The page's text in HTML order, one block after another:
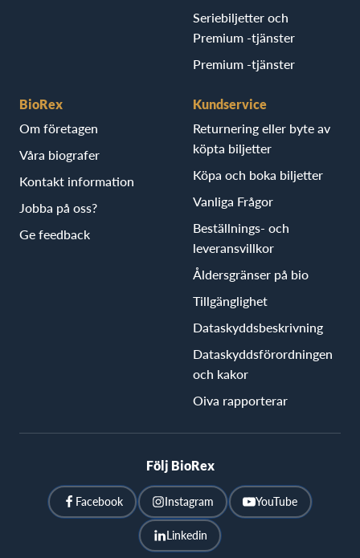
Seriebiljetter och
Premium -tjänster
Premium -tjänster
BioRex
Om företagen
Våra biografer
Kontakt information
Jobba på oss?
Ge feedback
Kundservice
Returnering eller byte av
köpta biljetter
Köpa och boka biljetter
Vanliga Frågor
Beställnings- och
leveransvillkor
Åldersgränser på bio
Tillgänglighet
Dataskyddsbeskrivning
Dataskyddsförordningen
och kakor
Oiva rapporterar
Följ BioRex
Facebook Instagram YouTube
Linkedin